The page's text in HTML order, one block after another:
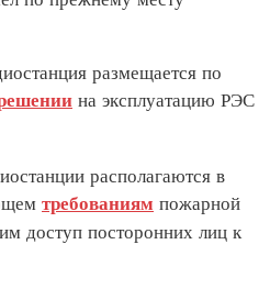
размещается по
на эксплуатацию РЭС
располагаются в
требованиям пожарной
доступ посторонних лиц к